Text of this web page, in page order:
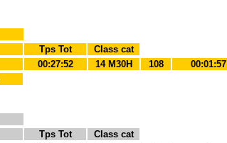
Tps Tot
Class cat
00:27:52 14 M30H 108 00:01:57
Tps Tot
Class cat